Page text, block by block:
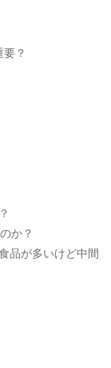
？
か？
品が多いけど中間